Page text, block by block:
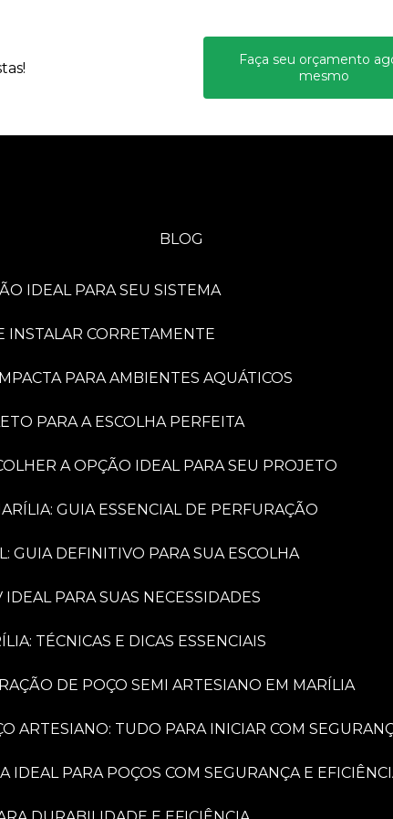
Faça seu orçamento
mesmo
BLOG
IDEAL PARA SEU SISTEMA
INSTALAR CORRETAMENTE
PARA AMBIENTES AQUÁTICOS
PARA A ESCOLHA PERFEITA
A OPÇÃO IDEAL PARA SEU PROJETO
GUIA ESSENCIAL DE PERFURAÇÃO
GUIA DEFINITIVO PARA SUA ESCOLHA
IDEAL PARA SUAS NECESSIDADES
TÉCNICAS E DICAS ESSENCIAIS
DE POÇO SEMI ARTESIANO EM MARÍLIA
ARTESIANO: TUDO PARA INICIAR COM
IDEAL PARA POÇOS COM SEGURANÇA E